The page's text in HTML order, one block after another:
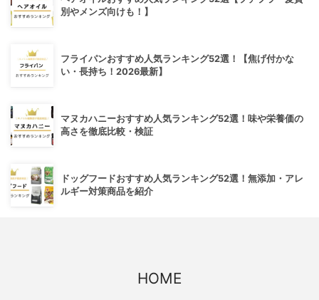
別やメンズ向けも！】
フライパンおすすめ人気ランキング52選！【焦げ付かな
い・長持ち！2026最新】
マヌカハニーおすすめ人気ランキング52選！味や栄養価の
高さを徹底比較・検証
ドッグフードおすすめ人気ランキング52選！無添加・アレ
ルギー対策商品を紹介
HOME